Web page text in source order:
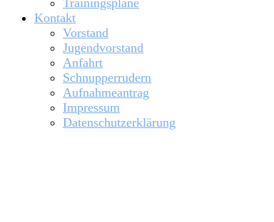
Trainingspläne
Kontakt
Vorstand
Jugendvorstand
Anfahrt
Schnupperrudern
Aufnahmeantrag
Impressum
Datenschutzerklärung